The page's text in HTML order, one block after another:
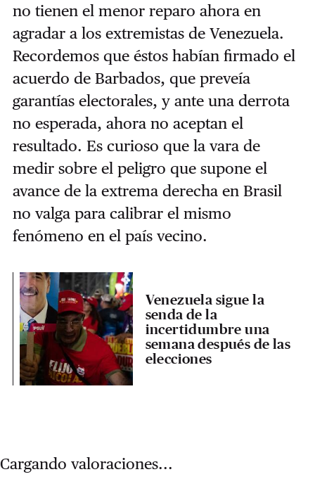
no tienen el menor reparo ahora en
agradar a los extremistas de Venezuela.
Recordemos que éstos habían firmado el
acuerdo de Barbados, que preveía
garantías electorales, y ante una derrota
no esperada, ahora no aceptan el
resultado. Es curioso que la vara de
medir sobre el peligro que supone el
avance de la extrema derecha en Brasil
no valga para calibrar el mismo
fenómeno en el país vecino.
Venezuela sigue la
senda de la
incertidumbre una
semana después de las
elecciones
Cargando valoraciones...